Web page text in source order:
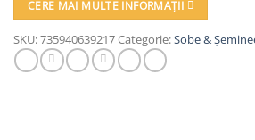
CERE MAI MULTE INFORMAȚII
SKU:735940639217Categorie:Sobe &